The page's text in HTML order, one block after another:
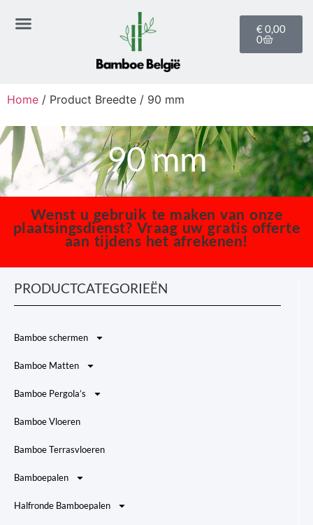
€0,00
0
Home / Product Breedte / 90 mm
90 mm
Wenst u gebruik te maken van onze
plaatsingsdienst? Vraag uw gratis offerte
aan tijdens het afrekenen!
PRODUCTCATEGORIEËN
Bamboe schermen
Bamboe Matten
Bamboe Pergola’s
Bamboe Vloeren
Bamboe Terrasvloeren
Bamboepalen
Halfronde Bamboepalen